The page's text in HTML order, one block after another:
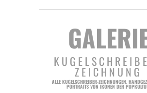
ZEICHNUNG
ALLE KUGELSCHREIBER-ZEICHNUNGEN.
PORTRAITS VON IKONEN DER